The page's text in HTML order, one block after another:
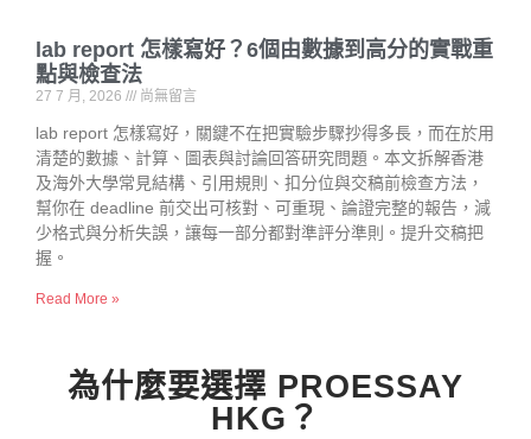
lab report 怎樣寫好？6個由數據到高分的實戰重
點與檢查法
27 7 月, 2026 尚無留言
lab report 怎樣寫好，關鍵不在把實驗步驟抄得多長，而在於用
清楚的數據、計算、圖表與討論回答研究問題。本文拆解香港
及海外大學常見結構、引用規則、扣分位與交稿前檢查方法，
幫你在 deadline 前交出可核對、可重現、論證完整的報告，減
少格式與分析失誤，讓每一部分都對準評分準則。提升交稿把
握。
Read More »
為什麼要選擇 PROESSAY
HKG？